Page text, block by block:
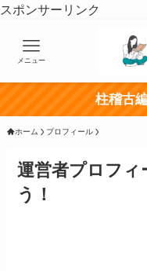
スポンサーリンク
メニュー
柱稽古
ホーム プロフィール
運営者プロフィ
う！